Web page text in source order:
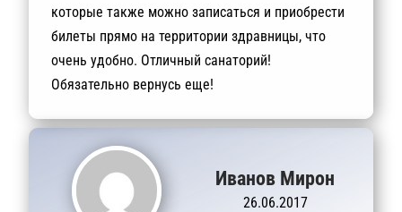
которые также можно записаться и приобрести
билеты прямо на территории здравницы, что
очень удобно. Отличный санаторий!
Обязательно вернусь еще!
Иванов Мирон
26.06.2017